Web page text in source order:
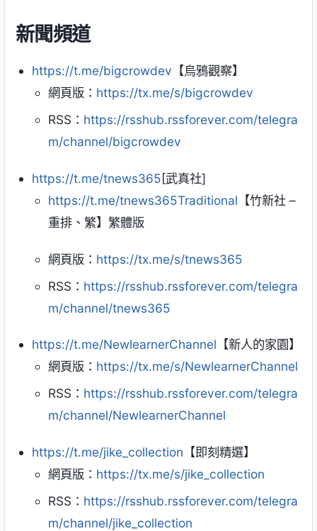
新聞頻道
https://t.me/bigcrowdev 【烏鴉觀察】
網頁版： https://tx.me/s/bigcrowdev
RSS： https://rsshub.rssforever.com/telegra
m/channel/bigcrowdev
https://t.me/tnews365[武真社]
https://t.me/tnews365Traditional 【竹新社 –
重排、繁】繁體版
網頁版： https://tx.me/s/tnews365
RSS： https://rsshub.rssforever.com/telegra
m/channel/tnews365
https://t.me/NewlearnerChannel 【新人的家園】
網頁版： https://tx.me/s/NewlearnerChannel
RSS： https://rsshub.rssforever.com/telegra
m/channel/NewlearnerChannel
https://t.me/jike_collection 【即刻精選】
網頁版： https://tx.me/s/jike_collection
RSS： https://rsshub.rssforever.com/telegra
m/channel/jike_collection